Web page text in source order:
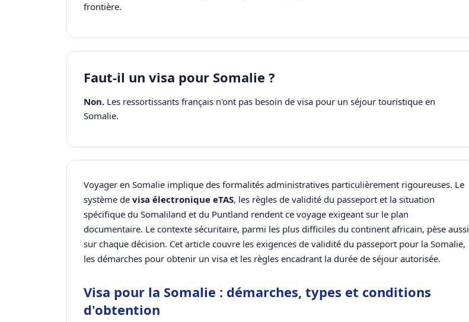
frontière.
Faut-il un visa pour Somalie ?
Non. Les ressortissants français n'ont pas besoin de visa pour un séjour touristique en
Somalie.
Voyager en Somalie implique des formalités administratives particulièrement rigoureuses. Le
système de visa électronique eTAS, les règles de validité du passeport et la situation
spécifique du Somaliland et du Puntland rendent ce voyage exigeant sur le plan
documentaire. Le contexte sécuritaire, parmi les plus difficiles du continent africain, pèse aussi
sur chaque décision. Cet article couvre les exigences de validité du passeport pour la Somalie,
les démarches pour obtenir un visa et les règles encadrant la durée de séjour autorisée.
Visa pour la Somalie : démarches, types et conditions
d'obtention